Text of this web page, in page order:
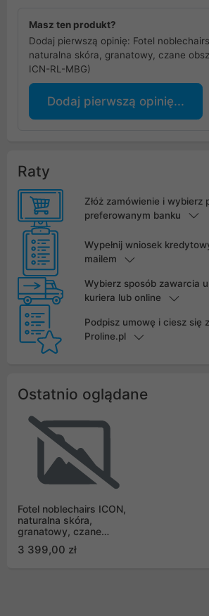
Masz ten produkt?
Dodaj pierwszą opinię: Fotel noblechairs
naturalna skóra, granatowy, czane
ICN-RL-MBG)
Dodaj pierwszą opinię...
Raty
Złóż zamówienie i wybierz
preferowanym banku
Wypełnij wniosek
mailem
Wybierz sposób zawarcia
kuriera lub online
Podpisz umowę i ciesz się
Proline.pl
Ostatnio oglądane
Fotel noblechairs ICON,
naturalna skóra,
granatowy, czane
MBG)
3 399,00 zł